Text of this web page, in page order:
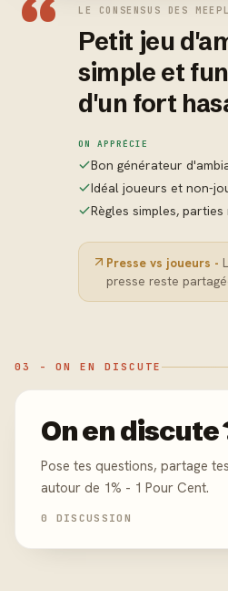
“ LE CONSENSUS DES
Petit jeu
simple et
d'un fort
ON APPRÉCIE
Bon générateur
Idéal joueurs et non-
Règles simples, parties
Presse vs joueurs -
presse reste
03 - ON EN DISCUTE
On en discute
Pose tes questions, partage
autour de 1% - 1 Pour Cent.
0 DISCUSSION